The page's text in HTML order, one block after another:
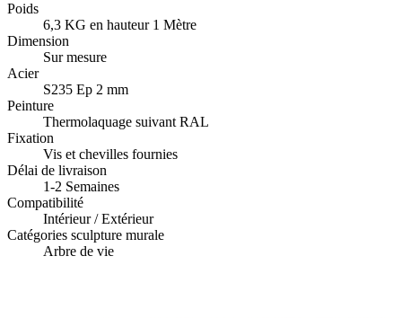
Poids
6,3 KG en hauteur 1 Mètre
Dimension
Sur mesure
Acier
S235 Ep 2 mm
Peinture
Thermolaquage suivant RAL
Fixation
Vis et chevilles fournies
Délai de livraison
1-2 Semaines
Compatibilité
Intérieur / Extérieur
Catégories sculpture murale
Arbre de vie